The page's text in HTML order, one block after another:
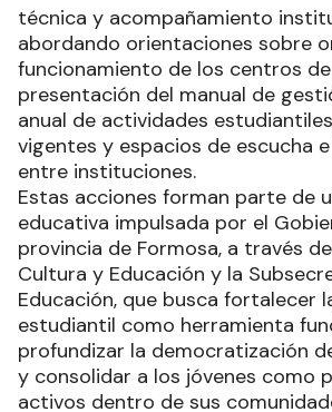
técnica y acompañamiento
abordando orientaciones sobre
funcionamiento de los centros
presentación del manual de
anual de actividades
vigentes y espacios de escucha
entre instituciones.
Estas acciones forman parte de
educativa impulsada por el
provincia de Formosa, a través
Cultura y Educación y la
Educación, que busca fortalecer
estudiantil como herramienta
profundizar la democratización
y consolidar a los jóvenes como
activos dentro de sus